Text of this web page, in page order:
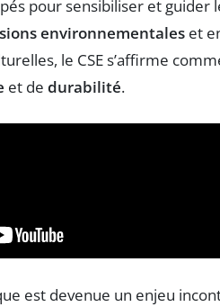
pour sensibiliser et guider
environnementales et
le CSE s’affirme
et de durabilité.
est devenue un enjeu